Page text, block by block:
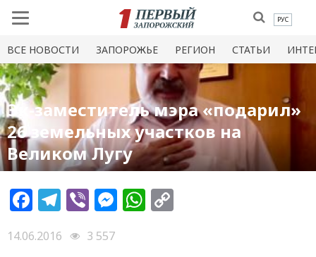
РУС
ВСЕ НОВОСТИ ЗАПОРОЖЬЕ РЕГИОН СТАТЬИ
Эк-заместитель мэра «подарил»
26 земельных участков на
Великом Лугу
Facebook
Telegram
ViberMessenger
WhatsApp
14.06.2016
3 557